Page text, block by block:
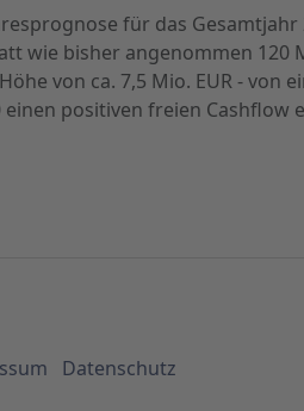
für das Gesamtjahr
wie bisher angenommen 120
von ca. 7,5 Mio. EUR - von
einen positiven freien Cashflow
Datenschutz